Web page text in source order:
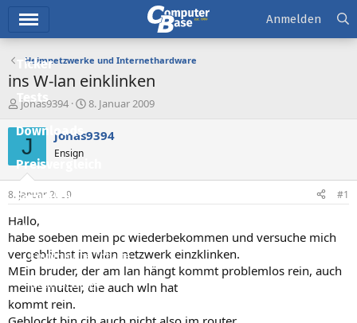
Ticker
Tests
Downloads
Preisvergleich
Forum
Aktuelles
Empfohlene Inhalte
Neue Beiträge
Neueste Aktivitäten
Anmelden
Heimnetzwerke und Internethardware
ins W-lan einklinken
E
s
e
e
r
jonas9394
E
s
t
8. Januar 2009
J jonas9394
Ensign
8. Januar 2009 #1
Hallo,
habe soeben mein pc wiederbekommen und versuche mich
vergeblichst in wlan netzwerk einzklinken.
MEin bruder, der am lan hängt kommt problemlos rein, auch
meine mutter, die auch wln hat
kommt rein.